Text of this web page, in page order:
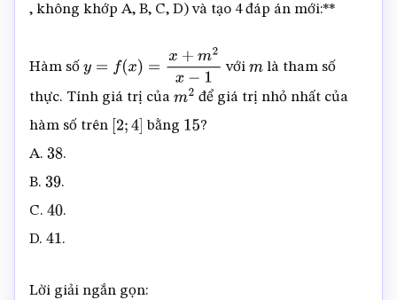
, không khớp A, B, C, D) và tạo 4 đáp án mới:**
Hàm số y =f( x )=x +m x−1 với mlà tham số
thực. Tính giá trị của m2
để giá trị nhỏ nhất của
hàm số trên [2; 4] bằng 15 ?
A. 38.
B. 39.
C. 40.
D. 41.
Lời giải ngắn gọn: